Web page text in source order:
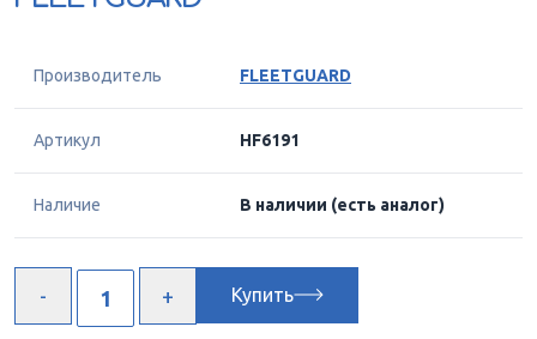
Производитель FLEETGUARD
Артикул HF6191
Наличие В наличии (есть аналог)
Купить